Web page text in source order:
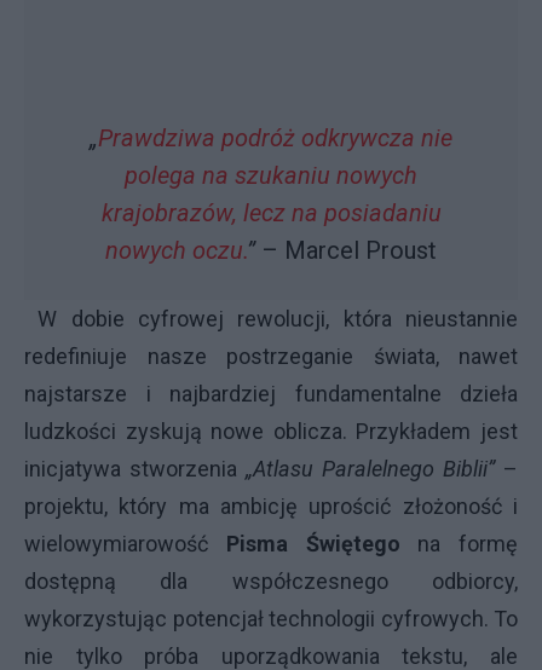
„Prawdziwa podróż odkrywcza nie
polega na szukaniu nowych
krajobrazów, lecz na posiadaniu
nowych oczu.”– Marcel Proust
W dobie cyfrowej rewolucji, która nieustannie
redefiniuje nasze postrzeganie świata, nawet
najstarsze i najbardziej fundamentalne dzieła
ludzkości zyskują nowe oblicza. Przykładem jest
inicjatywa stworzenia „Atlasu Paralelnego Biblii”–
projektu, który ma ambicję uprościć złożoność i
wielowymiarowość Pisma Świętego na formę
dostępną dla współczesnego odbiorcy,
wykorzystując potencjał technologii cyfrowych. To
nie tylko próba uporządkowania tekstu, ale